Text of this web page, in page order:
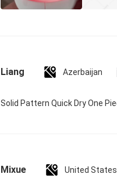
Liang Azerbaijan
Solid Pattern Quick Dry One
Mixue United States